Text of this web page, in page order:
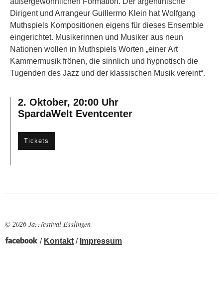
Dirigent und Arrangeur Guillermo Klein hat Wolfgang
Muthspiels Kompositionen eigens für dieses Ensemble
eingerichtet. Musikerinnen und Musiker aus neun
Nationen wollen in Muthspiels Worten „einer Art
Kammermusik frönen, die sinnlich und hypnotisch die
Tugenden des Jazz und der klassischen Musik vereint“.
2. Oktober, 20:00 Uhr
SpardaWelt Eventcenter
Tickets
© 2026 Jazzfestival Esslingen
/ Kontakt / Impressum